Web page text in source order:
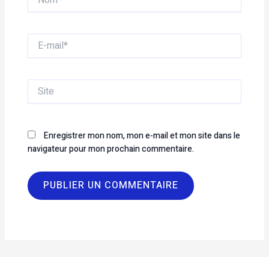
E-
mail*
Site
Enregistrer mon nom, mon e-mail et mon site dans le
navigateur pour mon prochain commentaire.